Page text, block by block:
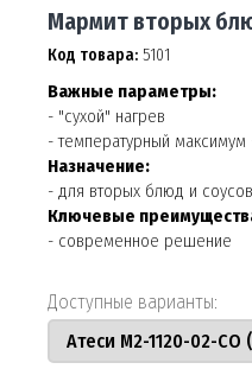
Мармит вторых
Код товара: 5101
Важные параметры:
- "сухой" нагрев
- температурный максимум
Назначение:
- для вторых блюд и соусов
Ключевые
- современное решение
Доступные варианты: